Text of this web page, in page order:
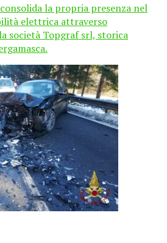
la propria presenza nel
elettrica attraverso
società Topgraf srl, storica